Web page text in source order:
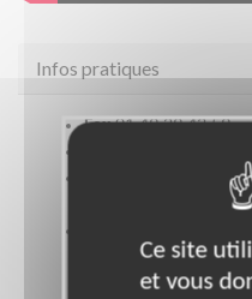
Infos pratiques
Fax01 49 29 43 59
7 rue
9 h à 18 hCe site
et vous